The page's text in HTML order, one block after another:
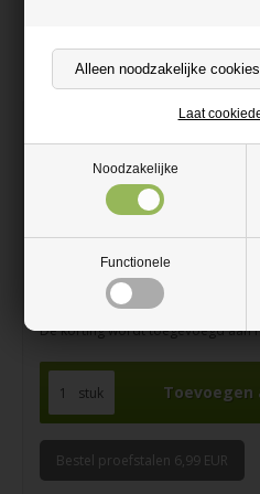
Noodzakelijke
Functionele
Laat
Kwantumkorting - De
formaat te hebben
10 stuks
De korting wordt toegevoegd aan
stuk
Bestel proefstalen 6,99 EUR